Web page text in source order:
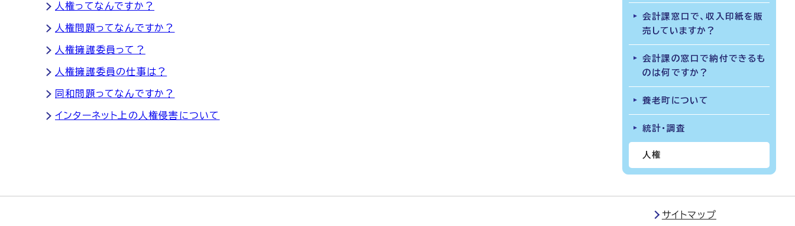
人権ってなんですか？
人権問題ってなんですか？
人権擁護委員って？
人権擁護委員の仕事は？
同和問題ってなんですか？
インターネット上の人権侵害について
会計課窓口で、収入印紙を販
売していますか？
会計課の窓口で納付できるも
のは何ですか？
養老町について
統計・調査
人権
サイトマップ